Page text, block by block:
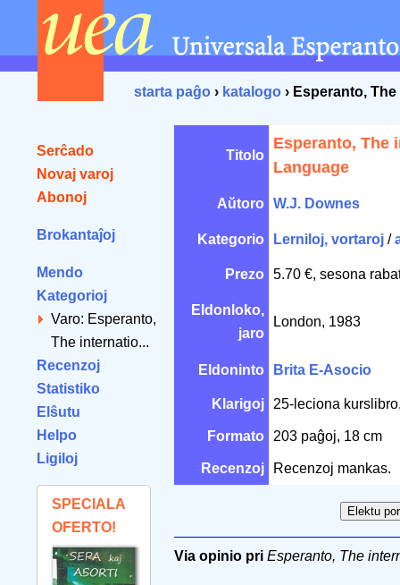
starta paĝo › katalogo › Esperanto,
Serĉado
Novaj varoj
Abonoj
Brokantaĵoj
Mendo
Kategorioj
Varo: Esperanto,
The internatio...
Recenzoj
Statistiko
Elŝutu
Helpo
Ligiloj
SPECIALA
OFERTO!
Titolo
Esperanto, The
Language
Aŭtoro W.J. Downes
Kategorio Lerniloj, vortaroj /
Prezo 5.70 €, sesona
Eldonloko,
jaro
London, 1983
Eldoninto Brita E-Asocio
Klarigoj 25-leciona
Formato 203 paĝoj, 18 cm
Recenzoj Recenzoj mankas.
Via opinio pri Esperanto, The